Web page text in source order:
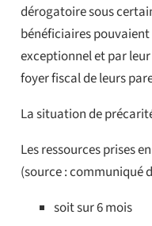
dérogatoire sous
bénéficiaires
exceptionnel et par
foyer fiscal de leurs
La situation de
Les ressources prises
(source : communiqué
soit sur 6 mois